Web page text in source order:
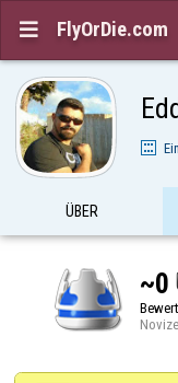
 FlyOrDie.com
ÜBER
~0
Novize